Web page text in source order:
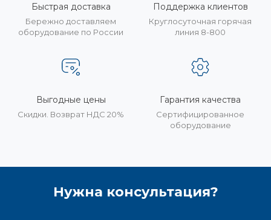
Быстрая доставка
Бережно доставляем
оборудование по России
Поддержка клиентов
Круглосуточная горячая
линия 8-800
Выгодные цены
Скидки. Возврат НДС 20%
Гарантия качества
Сертифицированное
оборудование
Нужна консультация?